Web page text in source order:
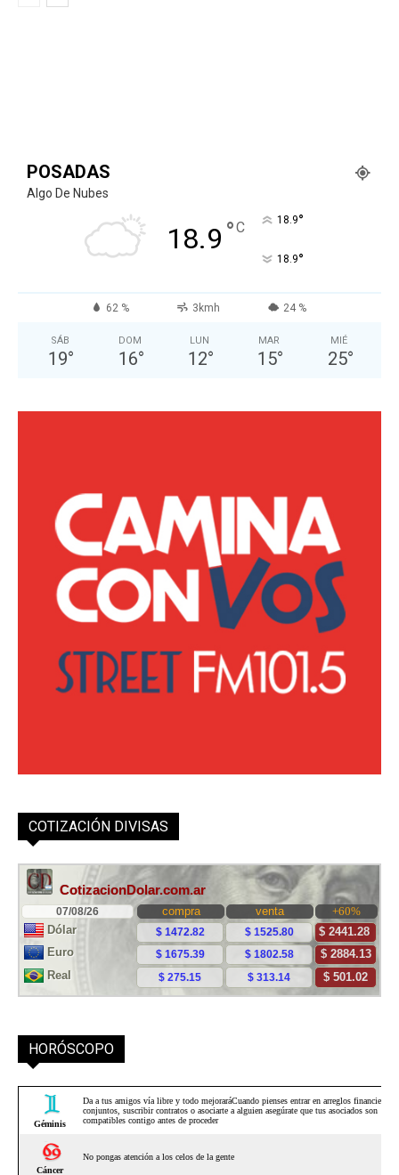
POSADAS
Algo De Nubes
18.9 °C 18.9°
18.9°
62 % 3kmh 24 %
SÁB
19°
DOM
16°
LUN
12°
MAR
15°
MIÉ
25°
COTIZACIÓN DIVISAS
HORÓSCOPO